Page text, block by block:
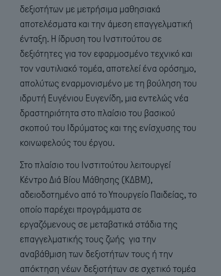
δεξιοτήτων με μετρήσιμα μαθησιακά
αποτελέσματα και την άμεση επαγγελματική
ένταξη. Η ίδρυση του Ινστιτούτου σε
δεξιότητες για τον εφαρμοσμένο τεχνικό και
τον ναυτιλιακό τομέα, αποτελεί ένα ορόσημο,
απολύτως εναρμονισμένο με τη βούληση του
ιδρυτή Ευγένιου Ευγενίδη, μια εντελώς νέα
δραστηριότητα στο πλαίσιο του βασικού
σκοπού του Ιδρύματος και της ενίσχυσης του
κοινωφελούς του έργου.
Στο πλαίσιο του Ινστιτούτου λειτουργεί
Κέντρο Διά Βίου Μάθησης (ΚΔΒΜ),
αδειοδοτημένο από το Υπουργείο Παιδείας, το
οποίο παρέχει προγράμματα σε
εργαζόμενους σε μεταβατικά στάδια της
επαγγελματικής τους ζωής για την
αναβάθμιση των δεξιοτήτων τους ή την
απόκτηση νέων δεξιοτήτων σε σχετικό τομέα